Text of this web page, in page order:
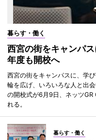
暮らす・働く
西宮の街をキャンパ
年度も開校へ
西宮の街をキャンパスに、学
輪を広げ、いろいろな人と出
の開校式が6月9日、ネッツ
れる。
暮らす・働く